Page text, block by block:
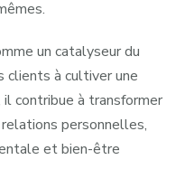
un catalyseur du
clients à cultiver une
contribue à transformer
personnelles,
et bien-être